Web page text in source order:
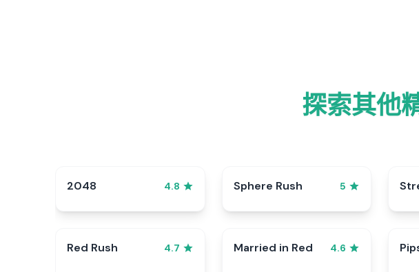
探索其他
2048 4.8 Sphere Rush 5
Red Rush 4.7 Married in Red 4.6